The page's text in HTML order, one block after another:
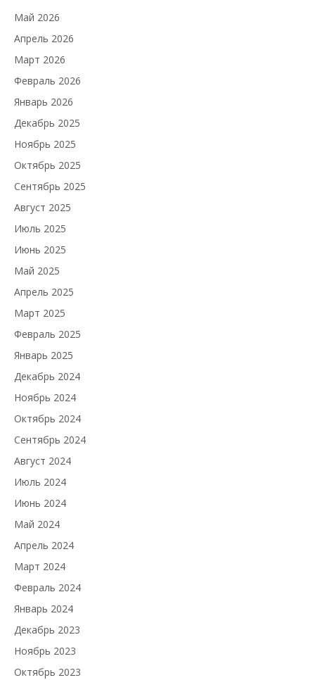
Май 2026
Апрель 2026
Март 2026
Февраль 2026
Январь 2026
Декабрь 2025
Ноябрь 2025
Октябрь 2025
Сентябрь 2025
Август 2025
Июль 2025
Июнь 2025
Май 2025
Апрель 2025
Март 2025
Февраль 2025
Январь 2025
Декабрь 2024
Ноябрь 2024
Октябрь 2024
Сентябрь 2024
Август 2024
Июль 2024
Июнь 2024
Май 2024
Апрель 2024
Март 2024
Февраль 2024
Январь 2024
Декабрь 2023
Ноябрь 2023
Октябрь 2023